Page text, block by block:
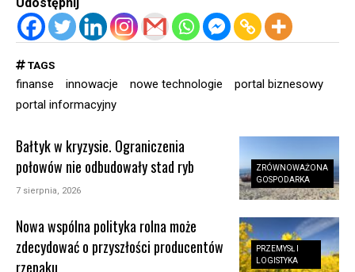
TAGS
finanse innowacje nowe technologie
portal biznesowy
portal informacyjny
ZRÓWNOWAŻONA
GOSPODARKA
Bałtyk w kryzysie. Ograniczenia
połowów nie odbudowały stad ryb
7 sierpnia, 2026
PRZEMYSŁ I
LOGISTYKA
Nowa wspólna polityka rolna może
zdecydować o przyszłości producentów
rzepaku